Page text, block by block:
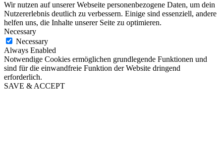
Wir nutzen auf unserer Webseite personenbezogene Daten, um dein
Nutzererlebnis deutlich zu verbessern. Einige sind essenziell, andere
helfen uns, die Inhalte unserer Seite zu optimieren.
Necessary
Necessary
Always Enabled
Notwendige Cookies ermöglichen grundlegende Funktionen und
sind für die einwandfreie Funktion der Website dringend
erforderlich.
SAVE & ACCEPT